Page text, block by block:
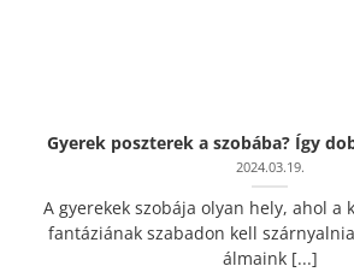
Gyerek poszterek a szobába? Így
2024.03.19.
A gyerekek szobája olyan hely, ahol a
fantáziának szabadon kell
álmaink [...]